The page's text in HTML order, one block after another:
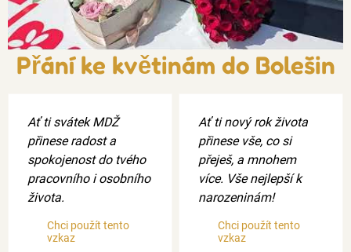
Přání ke květinám do Bolešin
Ať ti svátek MDŽ
přinese radost a
spokojenost do tvého
pracovního i osobního
života.
Chci použít tento
vzkaz
Ať ti nový rok života
přinese vše, co si
přeješ, a mnohem
více. Vše nejlepší k
narozeninám!
Chci použít tento
vzkaz